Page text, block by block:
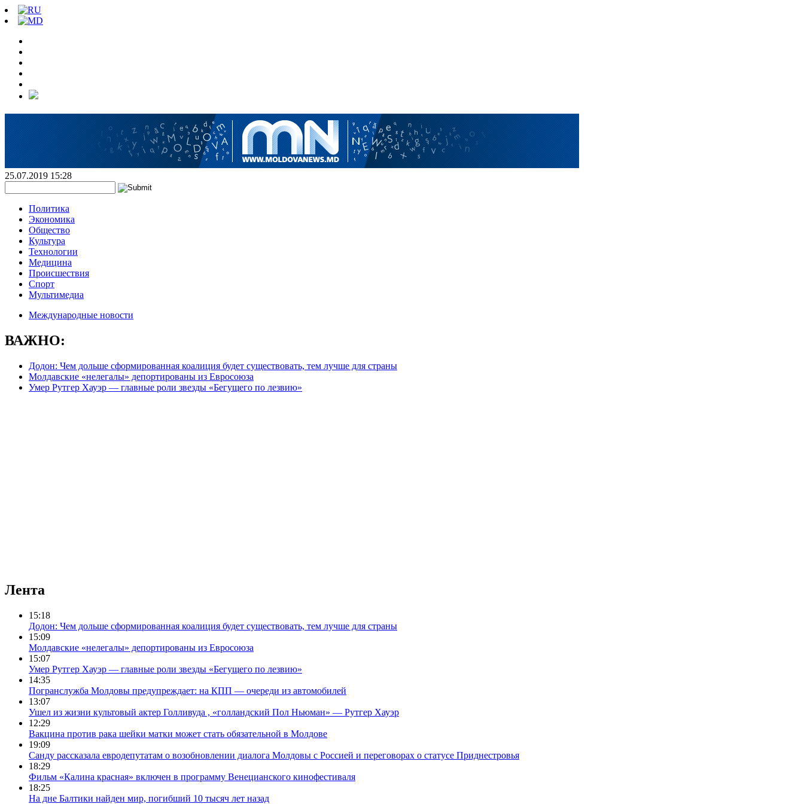
25.07.2019 15:28
Политика
Экономика
Общество
Культура
Технологии
Медицина
Происшествия
Спорт
Мультимедиа
Международные новости
ВАЖНО:
Додон: Чем дольше сформированная коалиция будет существовать, тем лучше для страны
Молдавские «нелегалы» депортированы из Евросоюза
Умер Рутгер Хауэр — главные роли звезды «Бегущего по лезвию»
Лента
15:18
Додон: Чем дольше сформированная коалиция будет существовать, тем лучше для страны
15:09
Молдавские «нелегалы» депортированы из Евросоюза
15:07
Умер Рутгер Хауэр — главные роли звезды «Бегущего по лезвию»
14:35
Погранслужба Молдовы предупреждает: на КПП — очереди из автомобилей
13:07
Ушел из жизни культовый актер Голливуда , «голландский Пол Ньюман» — Рутгер Хауэр
12:29
Вакцина против рака шейки матки может стать обязательной в Молдове
19:09
Санду рассказала евродепутатам о возобновлении диалога Молдовы с Россией и переговорах о статусе Приднестровья
18:29
Фильм «Калина красная» включен в программу Венецианского кинофестиваля
18:25
На дне Балтики найден мир, погибший 10 тысяч лет назад